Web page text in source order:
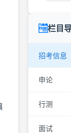
栏目
招考信息
申论
行测
面试